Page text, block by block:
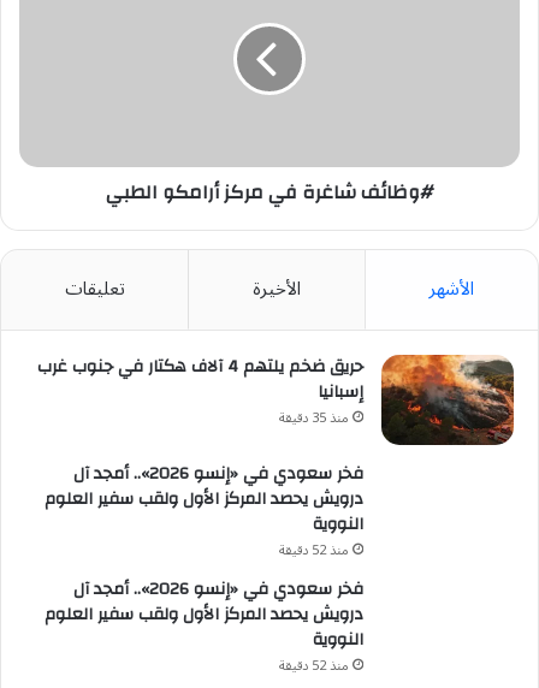
#وظائف شاغرة في مركز أرامكو الطبي
الأشهر الأخيرة تعليقات
حريق ضخم يلتهم 4 آلاف هكتار في جنوب غرب
إسبانيا
منذ 35 دقيقة
فخر سعودي في «إنسو 2026».. أمجد آل
درويش يحصد المركز الأول ولقب سفير العلوم
النووية
منذ 52 دقيقة
فخر سعودي في «إنسو 2026».. أمجد آل
درويش يحصد المركز الأول ولقب سفير العلوم
النووية
منذ 52 دقيقة